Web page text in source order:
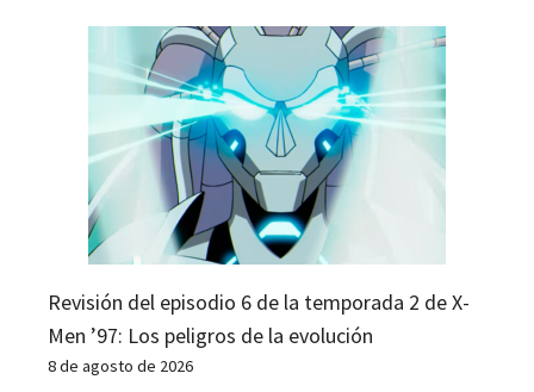
Revisión del episodio 6 de la temporada 2 de X-
Men ’97: Los peligros de la evolución
8 de agosto de 2026